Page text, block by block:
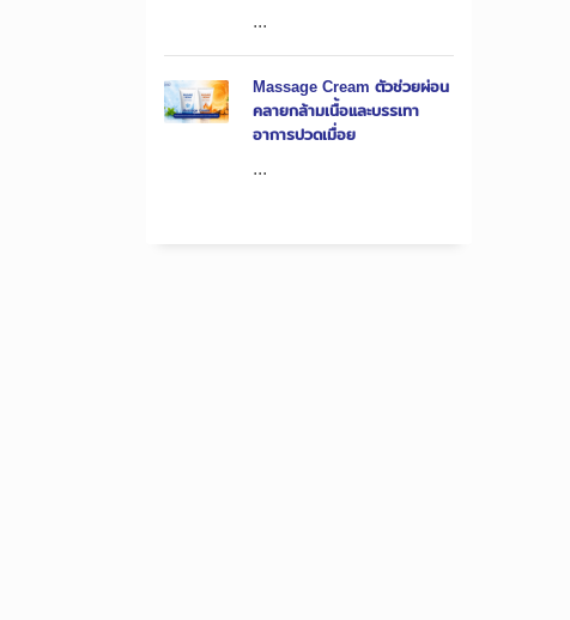
...
Massage Cream ตัวช่วยผ่อน
คลายกล้ามเนื้อและบรรเทา
อาการปวดเมื่อย
...